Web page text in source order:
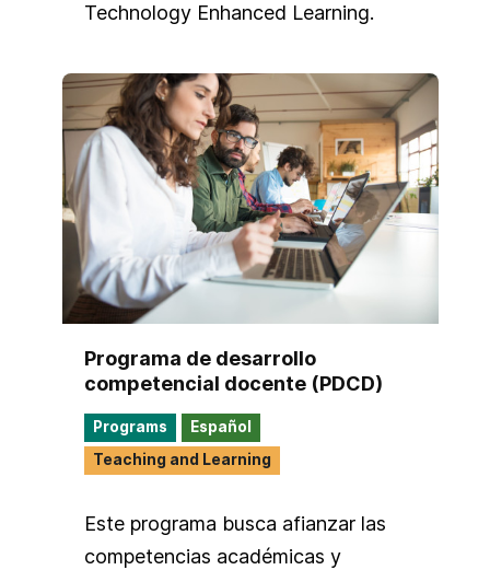
Technology Enhanced Learning.
Programa de desarrollo
competencial docente (PDCD)
Programs
Español
Teaching and Learning
Este programa busca afianzar las
competencias académicas y